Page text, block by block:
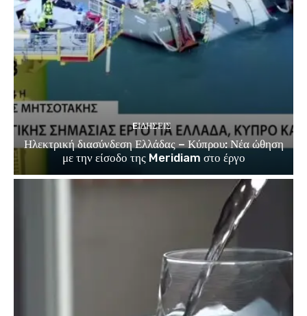
EΙΔΗΣΕΙΣ
Ηλεκτρική διασύνδεση Ελλάδας – Κύπρου: Νέα ώθηση
με την είσοδο της Meridiam στο έργο